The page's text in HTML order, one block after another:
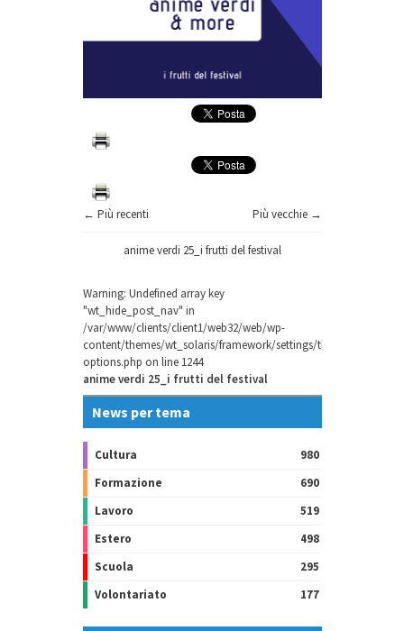
← Più recenti Più vecchie →
anime verdi 25_i frutti del festival
Warning: Undefined array key
"wt_hide_post_nav" in
/var/www/clients/client1/web32/web/wp-
content/themes/wt_solaris/framework/settings/theme-
options.php on line 1244
anime verdi 25_i frutti del festival
News per tema
Cultura
980
Formazione
690
Lavoro
519
Estero
498
Scuola
295
Volontariato
177